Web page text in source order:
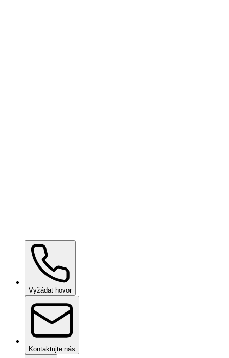
Ceramic Pro Care+na vyžádání
Vyžádat hovor
Kontaktujte nás